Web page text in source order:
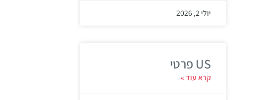
יולי 2, 2026
US פרטי
קרא עוד »